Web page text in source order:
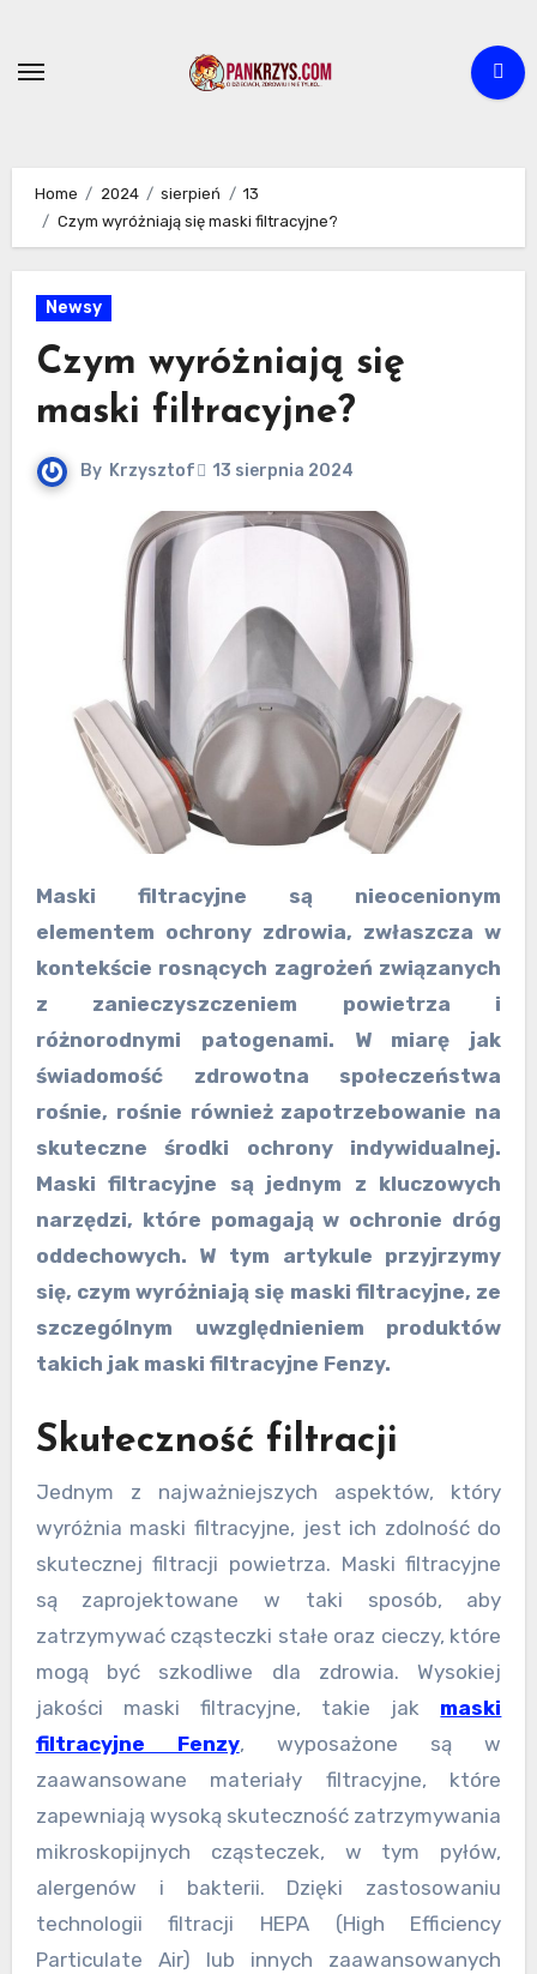
content
Home 2024 sierpień
13
Czym wyróżniają się maski filtracyjne?
Newsy
Czym wyróżniają się
maski filtracyjne?
By Krzysztof 13 sierpnia 2024
Maski filtracyjne są nieocenionym
elementem ochrony zdrowia, zwłaszcza w
kontekście rosnących zagrożeń związanych
z zanieczyszczeniem powietrza i
różnorodnymi patogenami. W miarę jak
świadomość zdrowotna społeczeństwa
rośnie, rośnie również zapotrzebowanie na
skuteczne środki ochrony indywidualnej.
Maski filtracyjne są jednym z kluczowych
narzędzi, które pomagają w ochronie dróg
oddechowych. W tym artykule przyjrzymy
się, czym wyróżniają się maski filtracyjne, ze
szczególnym uwzględnieniem produktów
takich jak maski filtracyjne Fenzy.
Skuteczność filtracji
Jednym z najważniejszych aspektów, który
wyróżnia maski filtracyjne, jest ich zdolność do
skutecznej filtracji powietrza. Maski filtracyjne
są zaprojektowane w taki sposób, aby
zatrzymywać cząsteczki stałe oraz cieczy, które
mogą być szkodliwe dla zdrowia. Wysokiej
jakości maski filtracyjne, takie jak
maski
filtracyjne Fenzy, wyposażone są w
zaawansowane materiały filtracyjne, które
zapewniają wysoką skuteczność zatrzymywania
mikroskopijnych cząsteczek, w tym pyłów,
alergenów i bakterii. Dzięki zastosowaniu
technologii filtracji HEPA (High Efficiency
Particulate Air) lub innych zaawansowanych